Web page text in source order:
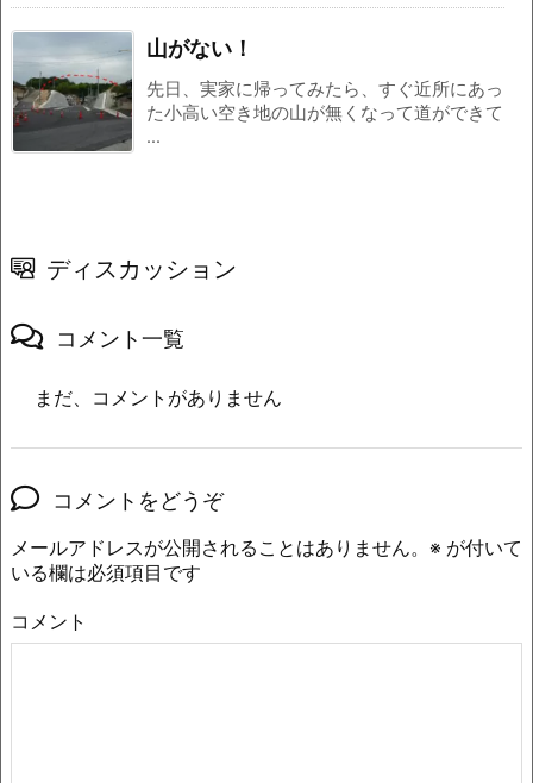
山がない！
先日、実家に帰ってみたら、すぐ近所にあっ
た小高い空き地の山が無くなって道ができて
...
ディスカッション
コメント一覧
まだ、コメントがありません
コメントをどうぞ
メールアドレスが公開されることはありません。 ※ が付いて
いる欄は必須項目です
コメント